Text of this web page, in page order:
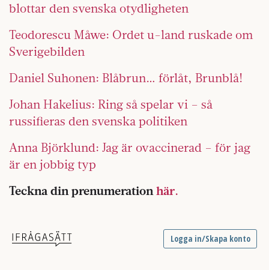
blottar den svenska otydligheten
Teodorescu Måwe: Ordet u-land ruskade om
Sverigebilden
Daniel Suhonen: Blåbrun… förlåt, Brunblå!
Johan Hakelius: Ring så spelar vi – så
russifieras den svenska politiken
Anna Björklund: Jag är ovaccinerad – för jag
är en jobbig typ
Teckna din prenumerationhär.